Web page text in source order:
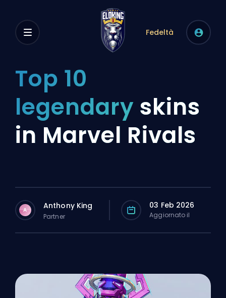
Fedeltà
Top 10
legendary skins
in Marvel Rivals
A Anthony King
Partner
03 Feb 2026
Aggiornato il